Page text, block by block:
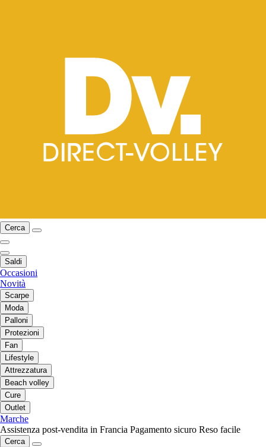
Cerca
Saldi
Occasioni
Novità
Scarpe
Moda
Palloni
Protezioni
Fan
Lifestyle
Attrezzatura
Beach volley
Cure
Outlet
Marche
Assistenza post-vendita in Francia Pagamento sicuro Reso facile
Cerca